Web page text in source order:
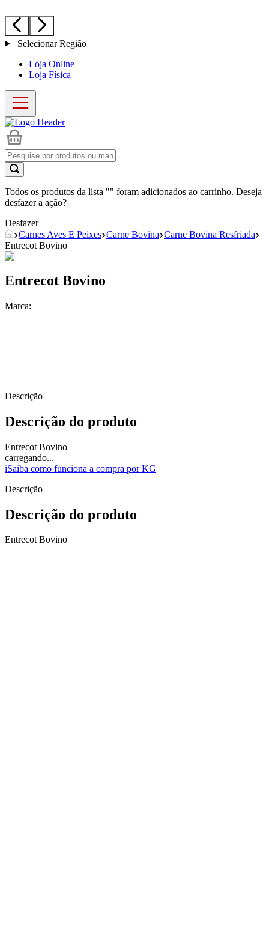
Selecionar Região
Loja Online
Loja Física
Todos os produtos da lista "" foram adicionados ao carrinho. Deseja
desfazer a ação?
Desfazer
Carnes Aves E Peixes Carne Bovina Carne Bovina Resfriada
Entrecot Bovino
Entrecot Bovino
Marca:
Descrição
Descrição do produto
Entrecot Bovino
carregando...
iSaiba como funciona a compra por KG
Descrição
Descrição do produto
Entrecot Bovino